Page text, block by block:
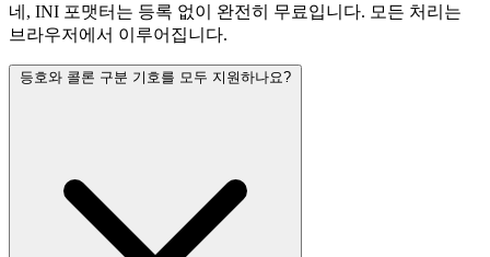
네, INI 포맷터는 등록 없이 완전히 무료입니다. 모든 처리는
브라우저에서 이루어집니다.
등호와 콜론 구분 기호를 모두 지원하나요?